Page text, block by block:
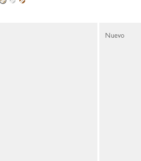
Nuevo